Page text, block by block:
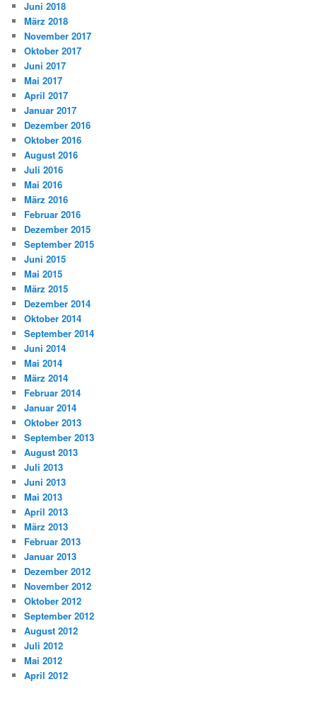
Juni 2018
März 2018
November 2017
Oktober 2017
Juni 2017
Mai 2017
April 2017
Januar 2017
Dezember 2016
Oktober 2016
August 2016
Juli 2016
Mai 2016
März 2016
Februar 2016
Dezember 2015
September 2015
Juni 2015
Mai 2015
März 2015
Dezember 2014
Oktober 2014
September 2014
Juni 2014
Mai 2014
März 2014
Februar 2014
Januar 2014
Oktober 2013
September 2013
August 2013
Juli 2013
Juni 2013
Mai 2013
April 2013
März 2013
Februar 2013
Januar 2013
Dezember 2012
November 2012
Oktober 2012
September 2012
August 2012
Juli 2012
Mai 2012
April 2012